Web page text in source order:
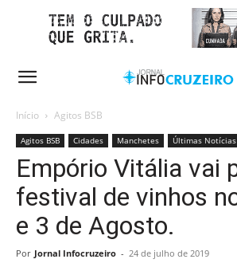
Início Agitos BSB
Agitos BSB Cidades Manchetes Últimas Notícias
Empório Vitália vai
festival de vinhos
e 3 de Agosto.
Por Jornal Infocruzeiro - 24 de julho de 2019